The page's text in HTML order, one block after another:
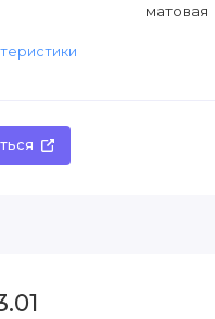
матовая